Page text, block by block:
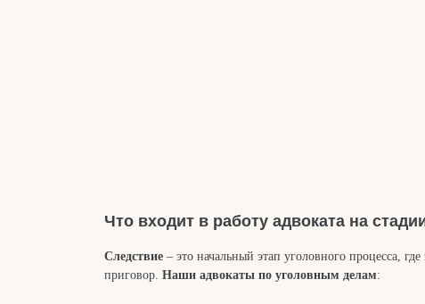
Что входит в работу адвоката на
Следствие – это начальный этап уголовного процесса,
приговор. Наши адвокаты по уголовным делам: